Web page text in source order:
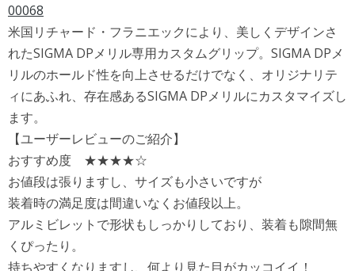
00068
米国リチャード・フラニエックにより、美しくデザインさ
れたSIGMA DPメリル専用カスタムグリップ。SIGMA DPメ
リルのホールド性を向上させるだけでなく、オリジナリテ
ィにあふれ、存在感あるSIGMA DPメリルにカスタマイズし
ます。
【ユーザーレビューのご紹介】
おすすめ度 ★★★★☆
お値段は張りますし、サイズも小さいですが
装着時の満足度は間違いなくお値段以上。
アルミビレットで形状もしっかりしており、装着も隙間無
くぴったり。
持ちやすくなりますし、何より見た目がカッコイイ！